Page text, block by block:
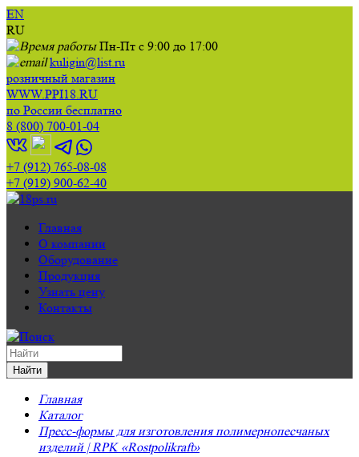
EN
RU
Пн-Пт с 9:00 до 17:00
kuligin@list.ru
розничный магазин
WWW.PPI18.RU
по России бесплатно
8 (800) 700-01-04
+7 (912) 765-08-08
+7 (919) 900-62-40
Главная
О компании
Оборудование
Продукция
Узнать цену
Контакты
Главная
Каталог
Пресс-формы для изготовления полимернопесчаных
изделий | RPK «Rostpolikraft»